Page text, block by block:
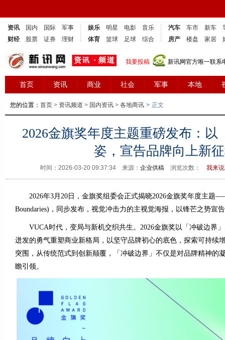
资讯 国内 国际
军事
财经
股票 证券 理财
娱乐 明星 电影
音乐
体育
篮球 足球 综合
汽车 车市 新车
房产
楼盘 家居
我要投稿 新讯网官方唯一联
首页 资讯 商业 社会 军事 本地
您的位置： 首页 > 资讯频道 > 国内资讯 > 各地商讯 > 正文
2026金旗奖年度主题重磅发布：以
姿，宣告品牌向上新
时间：2026-03-20 09:37:34 来源： 企业供稿 浏览次数： 我来
2026年3月20日，金旗奖组委会正式揭晓2026金旗奖年度主题
Boundaries)，同步发布，视觉冲击力的主视觉海报，以锋芒之势宣
VUCA时代，变局与新机交织共生。2026金旗奖以「冲破边界
迸发的勇气重塑商业新格局，以坚守品牌初心的底色，探索可持续
突围，从传统范式到创新颠覆，「冲破边界」不仅是对品牌精神的
瞻引领。